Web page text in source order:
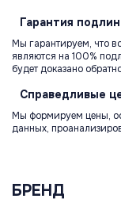
Гарантия
Мы гарантируем, что
являются на 100%
будет доказано
Справедливые
Мы формируем цены,
данных,
БРЕНД